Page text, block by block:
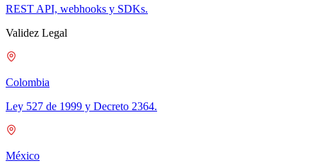
REST API, webhooks y SDKs.
Validez Legal
Colombia
Ley 527 de 1999 y Decreto 2364.
México